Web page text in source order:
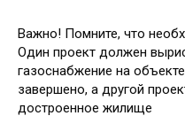
Важно! Помните, что
Один проект должен
газоснабжение на
завершено, а другой
достроенное жилище